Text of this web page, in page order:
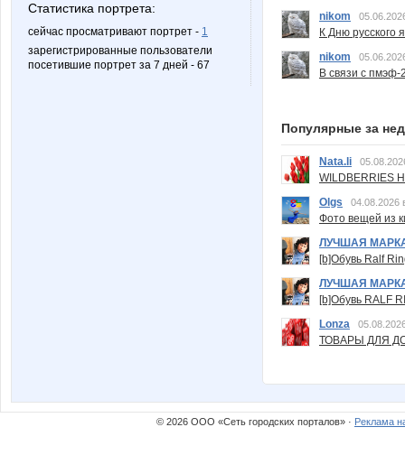
Статистика портрета:
сейчас просматривают портрет - 1
зарегистрированные пользователи
посетившие портрет за 7 дней - 67
nikom
К Дню русского
nikom
В связи с пмэф-
Популярные за
Nata.li
Olgs
04.08.2026
Фото вещей из
ЛУЧШАЯ
[b]Обувь Ralf
ЛУЧШАЯ
[b]Обувь RALF
Lonza
ТОВАРЫ ДЛЯ
© 2026 ООО «Сеть городских порталов» · Реклама